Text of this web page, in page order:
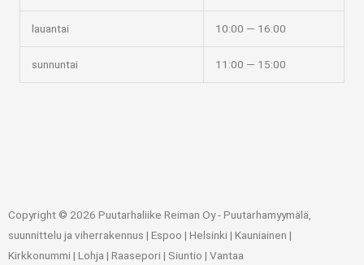
lauantai 10:00 — 16:00
sunnuntai 11:00 — 15:00
Copyright © 2026 Puutarhaliike Reiman Oy - Puutarhamyymälä,
suunnittelu ja viherrakennus | Espoo | Helsinki | Kauniainen |
Kirkkonummi | Lohja | Raasepori | Siuntio | Vantaa